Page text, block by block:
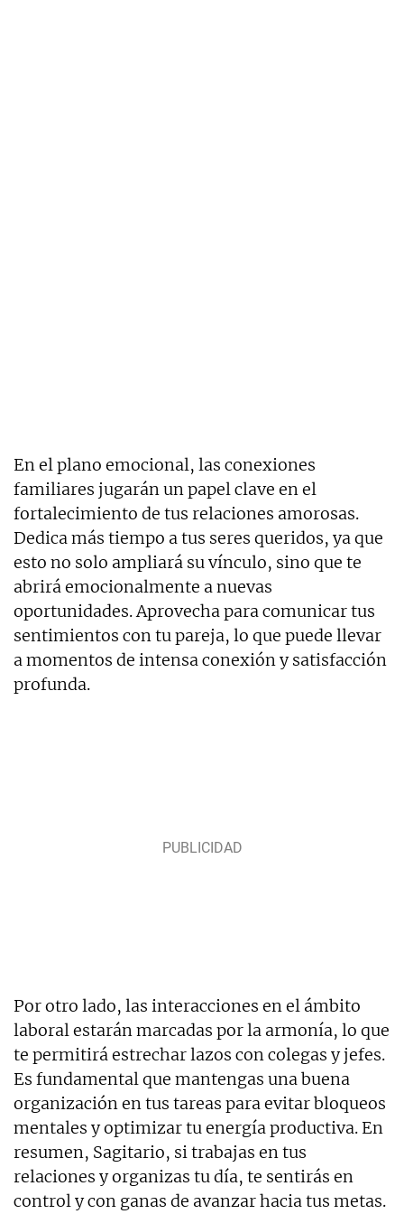
En el plano emocional, las conexiones
familiares jugarán un papel clave en el
fortalecimiento de tus relaciones amorosas.
Dedica más tiempo a tus seres queridos, ya que
esto no solo ampliará su vínculo, sino que te
abrirá emocionalmente a nuevas
oportunidades. Aprovecha para comunicar tus
sentimientos con tu pareja, lo que puede llevar
a momentos de intensa conexión y satisfacción
profunda.
Por otro lado, las interacciones en el ámbito
laboral estarán marcadas por la armonía, lo que
te permitirá estrechar lazos con colegas y jefes.
Es fundamental que mantengas una buena
organización en tus tareas para evitar bloqueos
mentales y optimizar tu energía productiva. En
resumen, Sagitario, si trabajas en tus
relaciones y organizas tu día, te sentirás en
control y con ganas de avanzar hacia tus metas.